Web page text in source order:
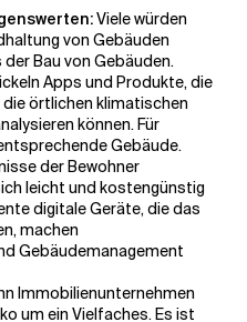
Viele würden
von Gebäuden
Bau von Gebäuden.
Apps und Produkte, die
örtlichen klimatischen
können. Für
Gebäude.
der Bewohner
leicht und kostengünstig
digitale Geräte, die das
machen
Gebäudemanagement
Immobilienunternehmen
um ein Vielfaches. Es ist